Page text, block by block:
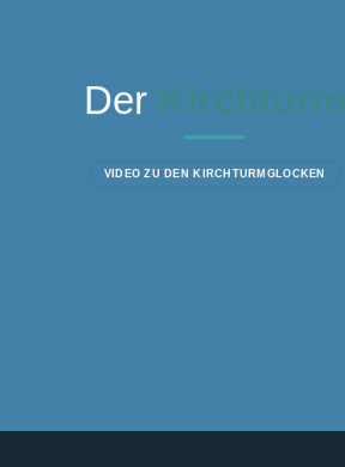
DerKirchturm
VIDEO ZU DEN KIRCHTURMGLOCKEN